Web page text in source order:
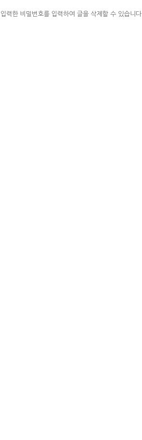
력한 비밀번호를 입력하여 글을 삭제할 수 있습니다.